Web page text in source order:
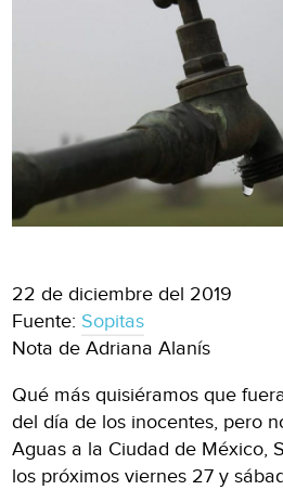
22 de diciembre del 2019
Fuente: Sopitas
Nota de Adriana Alanís
Qué más quisiéramos que
del día de los inocentes, pero
Aguas a la Ciudad de México,
los próximos viernes 27 y